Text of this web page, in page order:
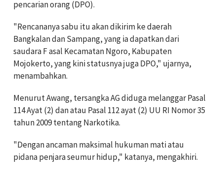
pencarian orang (DPO).
"Rencananya sabu itu akan dikirim ke daerah
Bangkalan dan Sampang, yang ia dapatkan dari
saudara F asal Kecamatan Ngoro, Kabupaten
Mojokerto, yang kini statusnya juga DPO," ujarnya,
menambahkan.
Menurut Awang, tersangka AG diduga melanggar Pasal
114 Ayat (2) dan atau Pasal 112 ayat (2) UU RI Nomor 35
tahun 2009 tentang Narkotika.
"Dengan ancaman maksimal hukuman mati atau
pidana penjara seumur hidup," katanya, mengakhiri.